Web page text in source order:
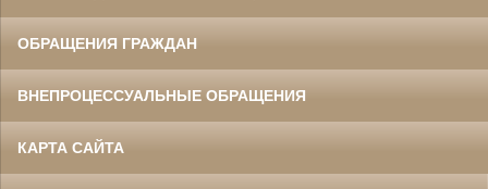
ОБРАЩЕНИЯ ГРАЖДАН
ВНЕПРОЦЕССУАЛЬНЫЕ ОБРАЩЕНИЯ
КАРТА САЙТА